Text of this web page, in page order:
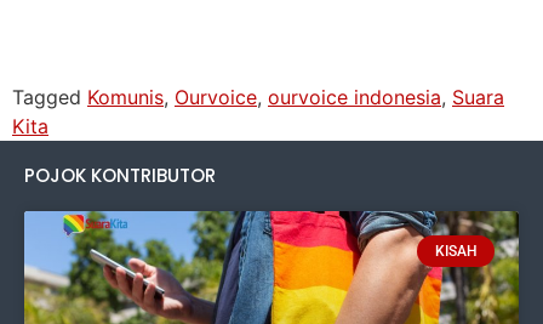
Tagged Komunis, Ourvoice, ourvoice indonesia, Suara
Kita
POJOK KONTRIBUTOR
KISAH